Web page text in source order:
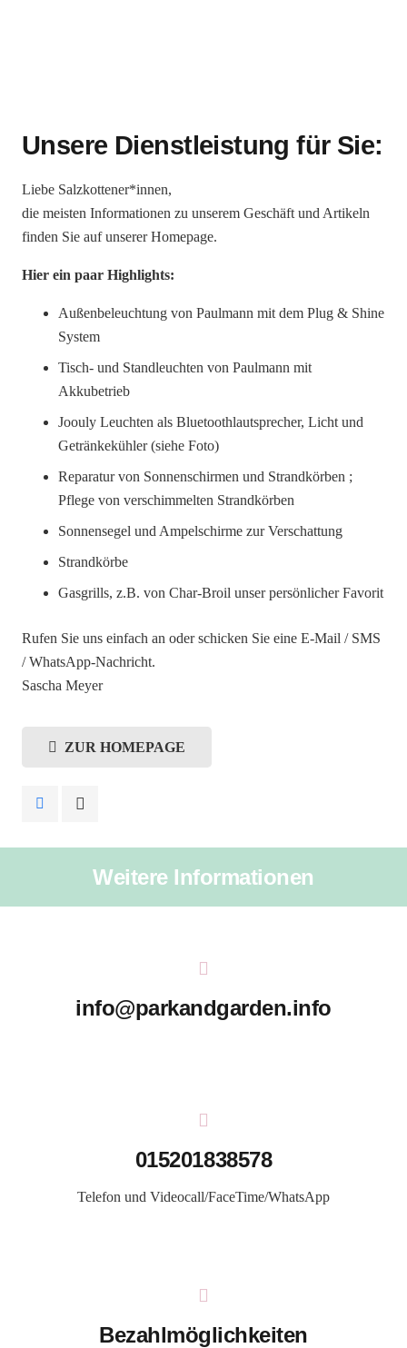
Unsere Dienstleistung für Sie:
Liebe Salzkottener*innen,
die meisten Informationen zu unserem Geschäft und Artikeln
finden Sie auf unserer Homepage.
Hier ein paar Highlights:
Außenbeleuchtung von Paulmann mit dem Plug & Shine
System
Tisch- und Standleuchten von Paulmann mit
Akkubetrieb
Joouly Leuchten als Bluetoothlautsprecher, Licht und
Getränkekühler (siehe Foto)
Reparatur von Sonnenschirmen und Strandkörben ;
Pflege von verschimmelten Strandkörben
Sonnensegel und Ampelschirme zur Verschattung
Strandkörbe
Gasgrills, z.B. von Char-Broil unser persönlicher Favorit
Rufen Sie uns einfach an oder schicken Sie eine E-Mail / SMS
/ WhatsApp-Nachricht.
Sascha Meyer
ZUR HOMEPAGE
Weitere Informationen
info@parkandgarden.info
015201838578
Telefon und Videocall/FaceTime/WhatsApp
Bezahlmöglichkeiten